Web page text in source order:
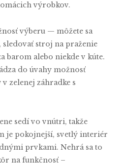
výrobkov.
výberu — môžete sa
sledovať stroj na praženie
barom alebo niekde v kúte.
do úvahy možnosť
zelenej záhradke s
sedí vo vnútri, takže
je pokojnejší, svetlý interiér
prvkami. Nehrá sa to
na funkčnosť –